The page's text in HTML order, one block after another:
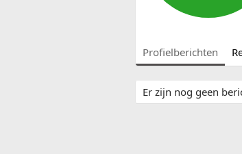
Profielberichten
Er zijn nog geen